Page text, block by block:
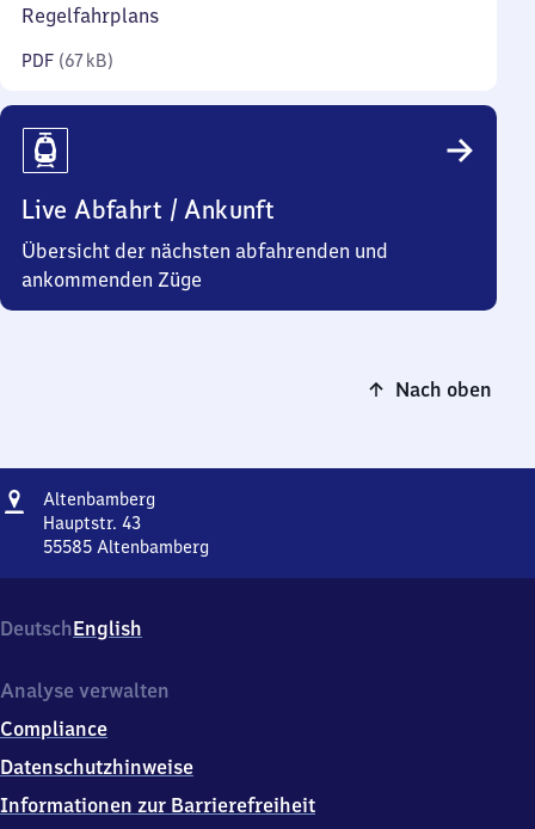
Regelfahrplans
PDF (67 kB)
Live Abfahrt / Ankunft
Übersicht der nächsten abfahrenden und
ankommenden Züge
Nach oben
Adresse
Altenbamberg
Hauptstr. 43
55585 Altenbamberg
43,
5
5
5
Altenbamberg
DeutschEnglish
Analyse verwalten
Compliance
Datenschutzhinweise
Informationen zur Barrierefreiheit